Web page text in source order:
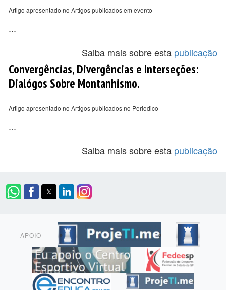
Artigo apresentado no Artigos publicados em evento
...
Saiba mais sobre esta publicação
Convergências, Divergências e Interseções:
Dialógos Sobre Montanhismo.
Artigo apresentado no Artigos publicados no Periodico
...
Saiba mais sobre esta publicação
APOIO